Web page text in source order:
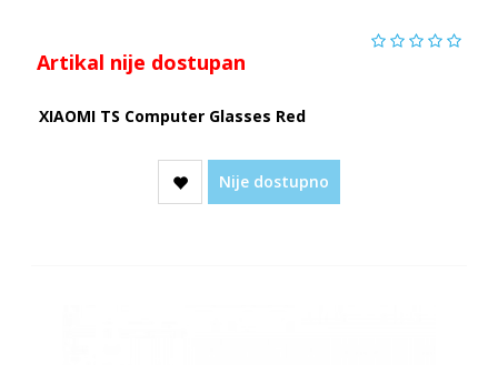
Artikal nije dostupan
XIAOMI TS Computer Glasses Red
Nije dostupno